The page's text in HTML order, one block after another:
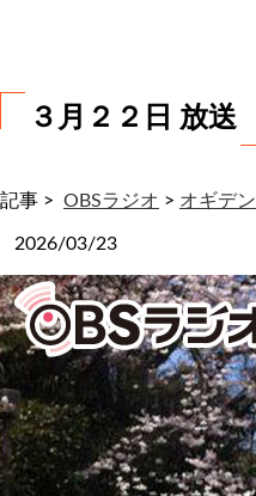
３月２２日 放送
記事 > OBSラジオ > オギデン
2026/03/23